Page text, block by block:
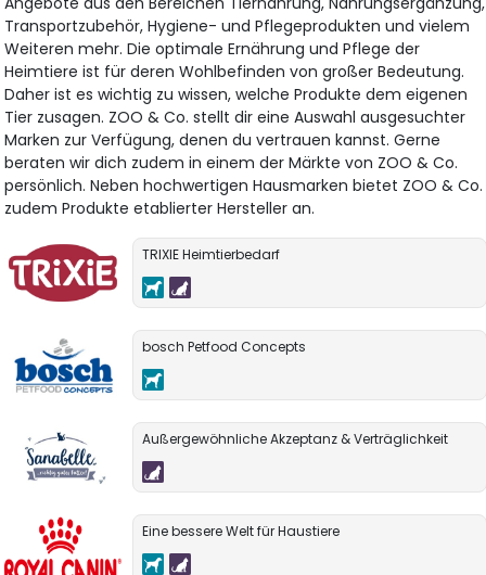
Transportzubehör, Hygiene- und Pflegeprodukten und vielem
Weiteren mehr. Die optimale Ernährung und Pflege der
Heimtiere ist für deren Wohlbefinden von großer Bedeutung.
Daher ist es wichtig zu wissen, welche Produkte dem eigenen
Tier zusagen. ZOO & Co. stellt dir eine Auswahl ausgesuchter
Marken zur Verfügung, denen du vertrauen kannst. Gerne
beraten wir dich zudem in einem der Märkte von ZOO & Co.
persönlich. Neben hochwertigen Hausmarken bietet ZOO & Co.
zudem Produkte etablierter Hersteller an.
TRIXIE Heimtierbedarf
bosch Petfood Concepts
Außergewöhnliche Akzeptanz & Verträglichkeit
Eine bessere Welt für Haustiere